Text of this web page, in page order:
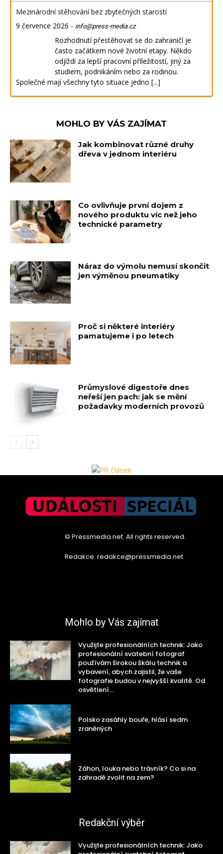
Mezinárodní stěhování bez zbytečných starostí
9 července 2026 - info@press-media.cz
Rozhodnutí přestěhovat se do zahraničí je
často začátkem nové životní etapy. Někdo
odjíždí za lepší pracovní příležitostí, jiný za
studiem, podnikáním nebo za rodinou.
Společné mají všechny tyto situace jedno [...]
MOHLO BY VÁS ZAJÍMAT
Jak kombinovat různé druhy
dřeva v jednom interiéru
Co ovlivňuje první dojem z
nového produktu víc než jeho
technické parametry
Náraz do výmolu nemusí skončit
jen výměnou pneumatiky
Proč si některé interiéry
pamatujeme i po letech
Průmyslové digestoře dnes
neřeší jen pach: jak se mění
požadavky moderních provozů
© Pressmedia.net. All rights reserved.
Redakce: redakce@pressmedia.net
Mohlo by Vás zajímat
Využijte profesionálních technik: Jako
profesionální svatební fotograf
používám širokou škálu technik a
vybavení, abych zajistil, že vaše
fotografie budou v nejvyšší kvalitě. Od
osvětlení...
Polsko zasáhly bouře, hlásí sedm
zraněných
Záhon, louka nebo trávník? Co si na
zahradě zvolit na zem?
Redakční výběr
Využijte profesionálních technik: Jako